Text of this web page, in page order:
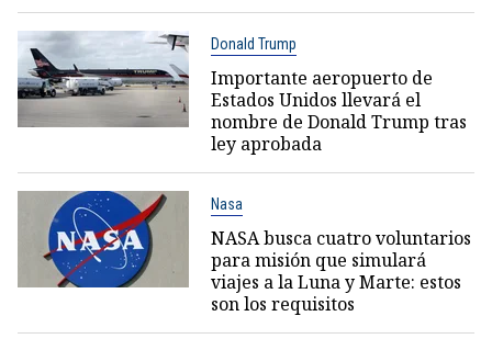
Donald Trump
Importante aeropuerto de
Estados Unidos llevará el
nombre de Donald Trump tras
ley aprobada
Nasa
NASA busca cuatro voluntarios
para misión que simulará
viajes a la Luna y Marte: estos
son los requisitos